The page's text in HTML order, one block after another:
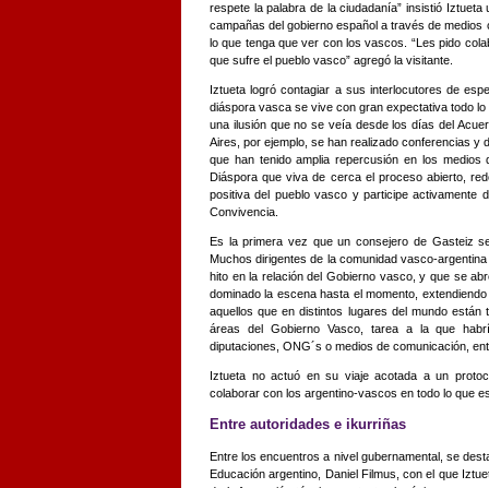
respete la palabra de la ciudadanía” insistió
campañas del gobierno español a través de
lo que tenga que ver con los vascos. “Les pido
que sufre el pueblo vasco” agregó la visitante.
Iztueta logró contagiar a sus interlocutores de
diáspora vasca se vive con gran expectativa todo
una ilusión que no se veía desde los días del
Aires, por ejemplo, se han realizado conferencias y
que han tenido amplia repercusión en los
Diáspora que viva de cerca el proceso abierto,
positiva del pueblo vasco y participe activamente
Convivencia.
Es la primera vez que un consejero de Gasteiz
Muchos dirigentes de la comunidad vasco-
hito en la relación del Gobierno vasco, y que se
dominado la escena hasta el momento,
aquellos que en distintos lugares del mundo
áreas del Gobierno Vasco, tarea a la que
diputaciones, ONG´s o medios de comunicación,
Iztueta no actuó en su viaje acotada a un
colaborar con los argentino-vascos en todo lo que
Entre autoridades e ikurriñas
Entre los encuentros a nivel gubernamental, se
Educación argentino, Daniel Filmus, con el que